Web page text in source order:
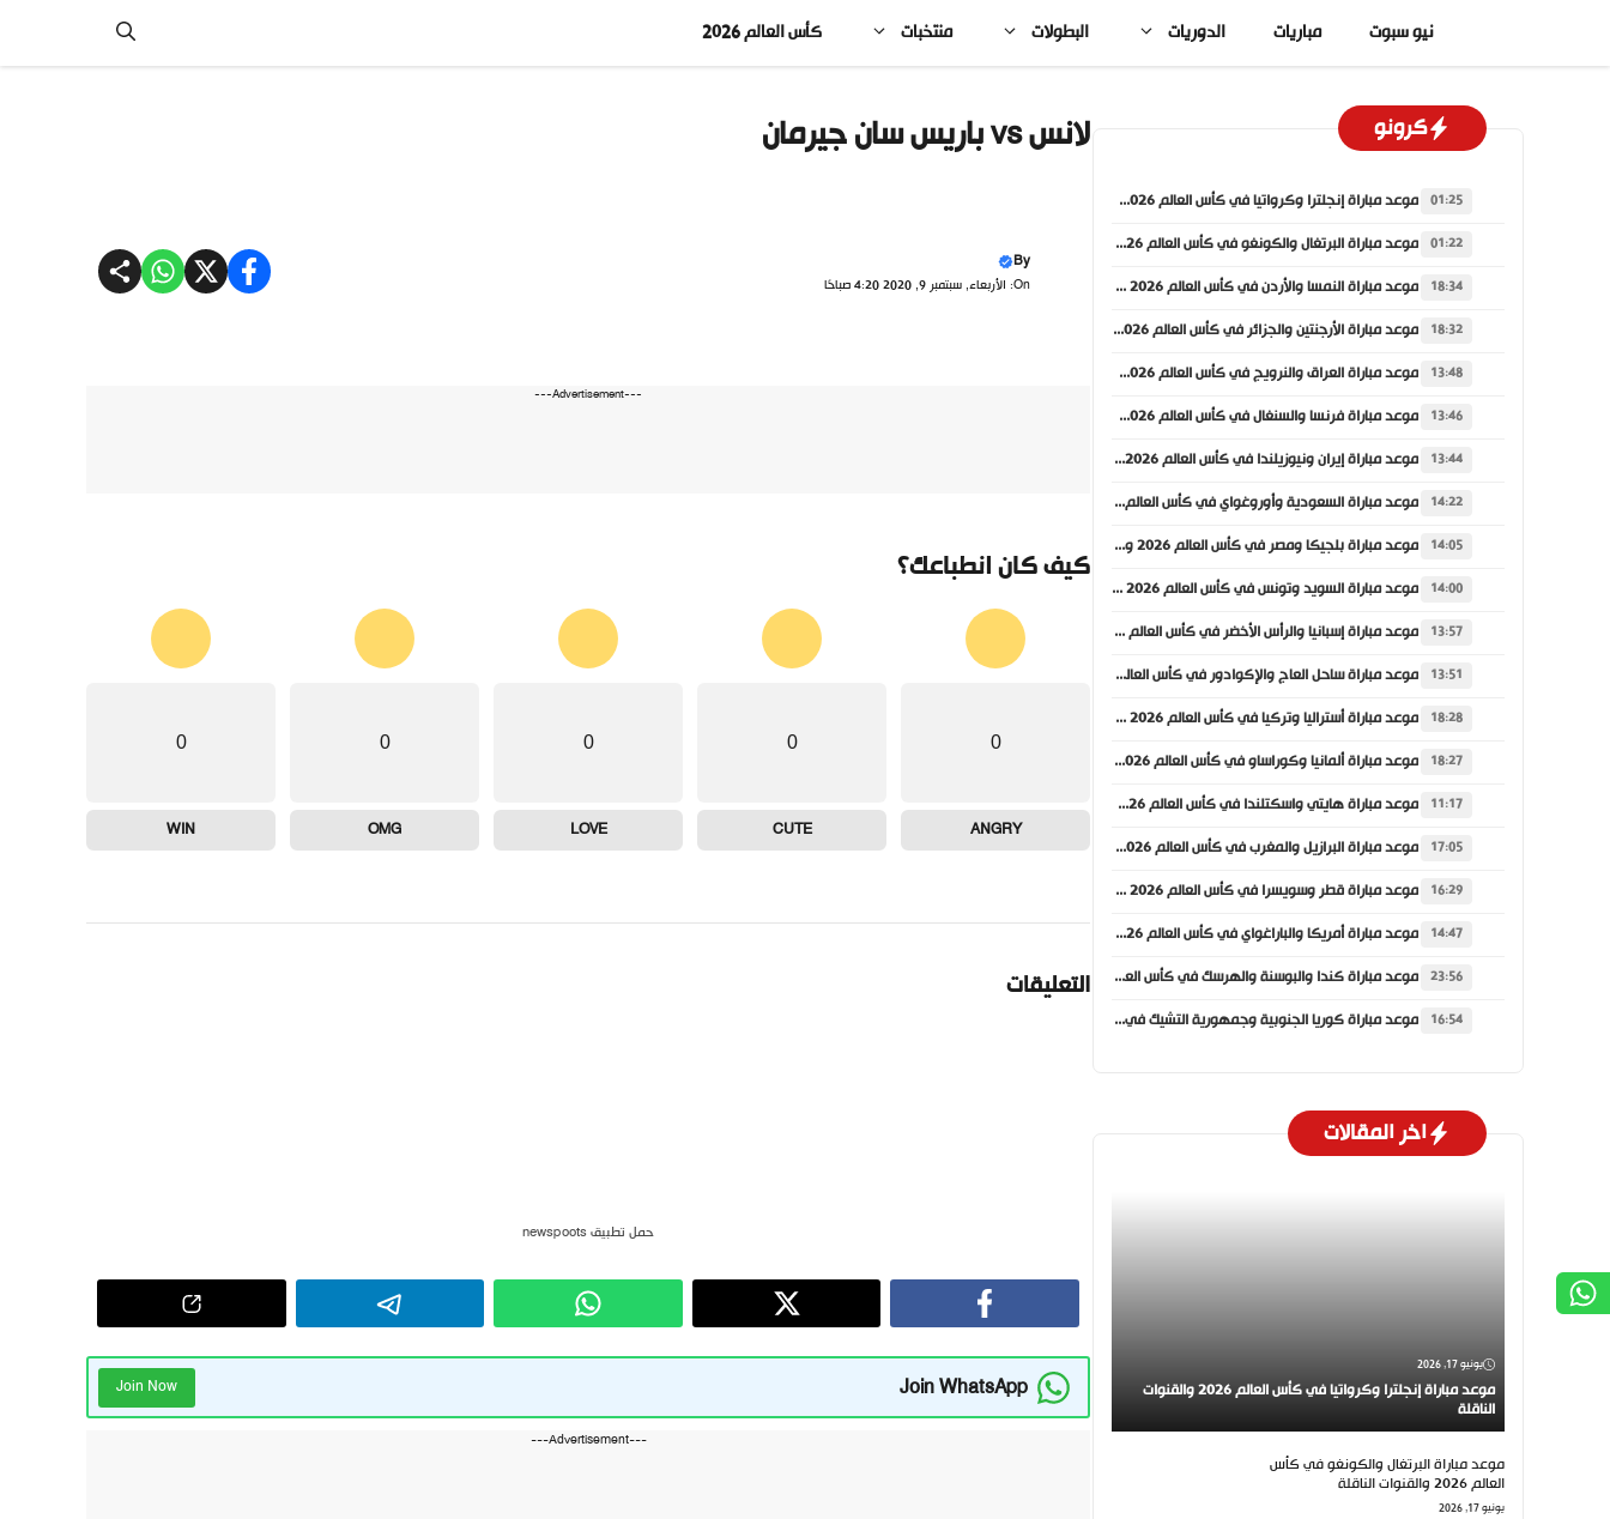
المحتوى
نيو سبوت مباريات الدوريات البطولات منتخبات كأس العالم 2026
لانس vs باريس سان جيرمان
By
On: الأربعاء, سبتمبر 9, 2020 4:20 صباحًا
---Advertisement---
كيف كان انطباعك؟
0
ANGRY
0
CUTE
0
LOVE
0
OMG
0
WIN
التعليقات
حمل تطبيق newspoots
Join WhatsApp
Join Now
---Advertisement---
كرونو
01:25 موعد مباراة إنجلترا وكرواتيا في كأس العالم 2026 والقنوات الناقلة
01:22 موعد مباراة البرتغال والكونغو في كأس العالم 2026 والقنوات الناقلة
18:34 موعد مباراة النمسا والأردن في كأس العالم 2026 والقنوات الناقلة
18:32 موعد مباراة الأرجنتين والجزائر في كأس العالم 2026 والقنوات الناقلة
13:48 موعد مباراة العراق والنرويج في كأس العالم 2026 والقنوات الناقلة
13:46 موعد مباراة فرنسا والسنغال في كأس العالم 2026 والقنوات الناقلة
13:44 موعد مباراة إيران ونيوزيلندا في كأس العالم 2026 والقنوات الناقلة
14:22 موعد مباراة السعودية وأوروغواي في كأس العالم 2026 والقنوات الناقلة
14:05 موعد مباراة بلجيكا ومصر في كأس العالم 2026 والقنوات الناقلة
14:00 موعد مباراة السويد وتونس في كأس العالم 2026 والقنوات الناقلة
13:57 موعد مباراة إسبانيا والرأس الأخضر في كأس العالم 2026 والقنوات الناقلة
13:51 موعد مباراة ساحل العاج والإكوادور في كأس العالم 2026 والقنوات الناقلة
18:28 موعد مباراة أستراليا وتركيا في كأس العالم 2026 والقنوات الناقلة
18:27 موعد مباراة ألمانيا وكوراساو في كأس العالم 2026 والقنوات الناقلة
11:17 موعد مباراة هايتي واسكتلندا في كأس العالم 2026 والقنوات الناقلة
17:05 موعد مباراة البرازيل والمغرب في كأس العالم 2026 والقنوات الناقلة
16:29 موعد مباراة قطر وسويسرا في كأس العالم 2026 والقنوات الناقلة
14:47 موعد مباراة أمريكا والباراغواي في كأس العالم 2026 والقنوات الناقلة
23:56 موعد مباراة كندا والبوسنة والهرسك في كأس العالم 2026 والقنوات الناقلة
16:54 موعد مباراة كوريا الجنوبية وجمهورية التشيك في كأس العالم 2026 والقنوات الناقلة
اخر المقالات
يونيو 17, 2026
موعد مباراة إنجلترا وكرواتيا في كأس العالم 2026 والقنوات
الناقلة
موعد مباراة البرتغال والكونغو في كأس
العالم 2026 والقنوات الناقلة
يونيو 17, 2026